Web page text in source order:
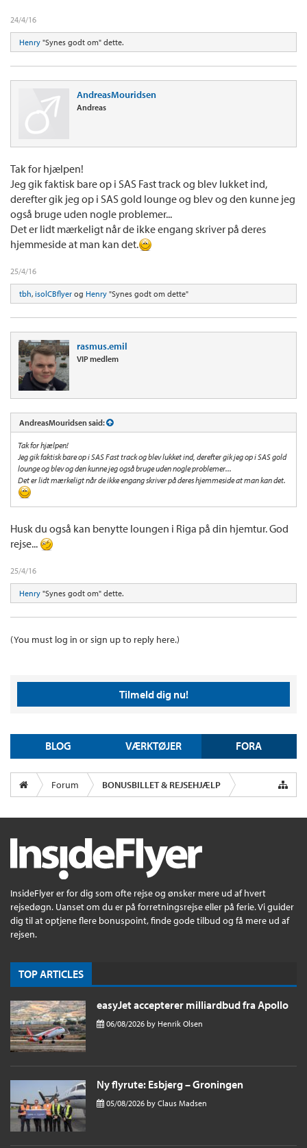
24/4/16
Henry "Synes godt om" dette.
AndreasMouridsen
Andreas
Tak for hjælpen!
Jeg gik faktisk bare op i SAS Fast track og blev lukket ind,
derefter gik jeg op i SAS gold lounge og blev og den kunne jeg
også bruge uden nogle problemer...
Det er lidt mærkeligt når de ikke engang skriver på deres
hjemmeside at man kan det.
25/4/16
tbh, isolCBflyer og Henry "Synes godt om dette"
rasmus.emil
VIP medlem
AndreasMouridsen said:
Tak for hjælpen!
Jeg gik faktisk bare op i SAS Fast track og blev lukket ind, derefter gik jeg op i SAS gold
lounge og blev og den kunne jeg også bruge uden nogle problemer...
Det er lidt mærkeligt når de ikke engang skriver på deres hjemmeside at man kan det.
Husk du også kan benytte loungen i Riga på din hjemtur. God
rejse...
25/4/16
Henry "Synes godt om" dette.
(You must log in or sign up to reply here.)
Tilmeld dig nu!
BLOG VÆRKTØJER FORA
Forum BONUSBILLET & REJSEHJÆLP
InsideFlyer er for dig som ofte rejse og ønsker mere ud af hvert
rejsedøgn. Uanset om du er på forretningsrejse eller på ferie. Vi guider
dig til at optjene flere bonuspoint, finde gode tilbud og få mere ud af
rejsen.
TOP ARTICLES
easyJet accepterer milliardbud fra Apollo
06/08/2026 by Henrik Olsen
Ny flyrute: Esbjerg – Groningen
05/08/2026 by Claus Madsen